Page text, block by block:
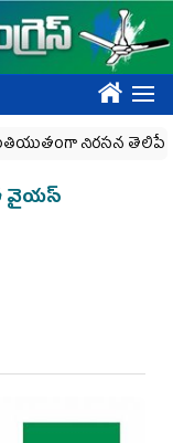
????
నిరసన తెలిపే
వైయస్